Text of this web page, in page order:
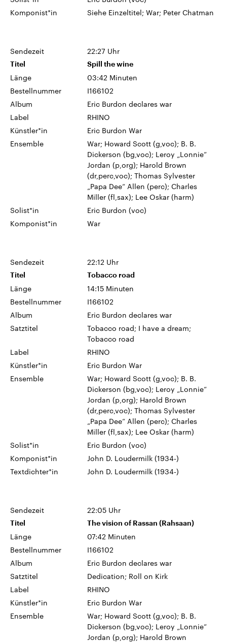
Komponist*in
Siehe Einzeltitel; War; Peter Chatman
Sendezeit 22:27 Uhr
Titel Spill the wine
Länge
03:42 Minuten
Bestellnummer
I166102
Album
Eric Burdon declares war
Label
RHINO
Künstler*in
Eric Burdon War
Ensemble
War; Howard Scott (g,voc); B. B.
Dickerson (bg,voc); Leroy „Lonnie“
Jordan (p,org); Harold Brown
(dr,perc,voc); Thomas Sylvester
„Papa Dee“ Allen (perc); Charles
Miller (fl,sax); Lee Oskar (harm)
Solist*in
Eric Burdon (voc)
Komponist*in
War
Sendezeit 22:12 Uhr
Titel Tobacco road
Länge
14:15 Minuten
Bestellnummer
I166102
Album
Eric Burdon declares war
Satztitel
Tobacco road; I have a dream;
Tobacco road
Label
RHINO
Künstler*in
Eric Burdon War
Ensemble
War; Howard Scott (g,voc); B. B.
Dickerson (bg,voc); Leroy „Lonnie“
Jordan (p,org); Harold Brown
(dr,perc,voc); Thomas Sylvester
„Papa Dee“ Allen (perc); Charles
Miller (fl,sax); Lee Oskar (harm)
Solist*in
Eric Burdon (voc)
Komponist*in
John D. Loudermilk (1934-)
Textdichter*in
John D. Loudermilk (1934-)
Sendezeit 22:05 Uhr
Titel The vision of Rassan (Rahsaan)
Länge
07:42 Minuten
Bestellnummer
I166102
Album
Eric Burdon declares war
Satztitel
Dedication; Roll on Kirk
Label
RHINO
Künstler*in
Eric Burdon War
Ensemble
War; Howard Scott (g,voc); B. B.
Dickerson (bg,voc); Leroy „Lonnie“
Jordan (p,org); Harold Brown